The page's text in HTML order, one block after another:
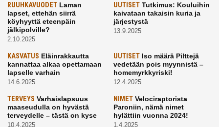
RUUHKAVUODET Laman
lapset, ettehän siirrä
köyhyyttä eteenpäin
jälkipolville?
2.10.2025
UUTISETTutkimus: Kouluihin
kaivataan takaisin kuria ja
järjestystä
13.9.2025
KASVATUS Eläinrakkautta
kannattaa alkaa opettamaan
lapselle varhain
14.6.2025
UUTISETIso määrä Pilttejä
vedetään pois myynnistä –
homemyrkkyriski!
12.4.2025
TERVEYS Varhaislapsuus
maaseudulla on hyvästä
terveydelle – tästä on kyse
10.4.2025
NIMETVelociraptorista
Paroniin, nämä nimet
hylättiin vuonna 2024!
1.4.2025